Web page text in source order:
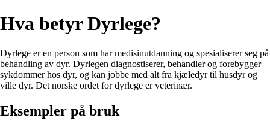
Hva betyr Dyrlege?
Dyrlege er en person som har medisinutdanning og spesialiserer seg på
behandling av dyr. Dyrlegen diagnostiserer, behandler og forebygger
sykdommer hos dyr, og kan jobbe med alt fra kjæledyr til husdyr og
ville dyr. Det norske ordet for dyrlege er veterinær.
Eksempler på bruk